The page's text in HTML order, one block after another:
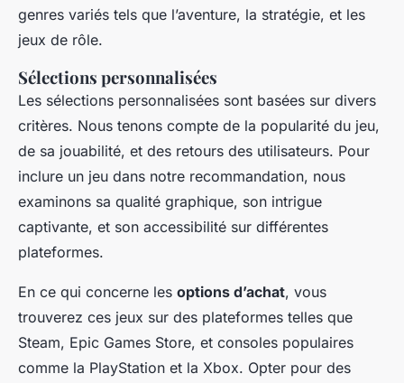
genres variés tels que l’aventure, la stratégie, et les
jeux de rôle.
Sélections personnalisées
Les sélections personnalisées sont basées sur divers
critères. Nous tenons compte de la popularité du jeu,
de sa jouabilité, et des retours des utilisateurs. Pour
inclure un jeu dans notre recommandation, nous
examinons sa qualité graphique, son intrigue
captivante, et son accessibilité sur différentes
plateformes.
En ce qui concerne les options d’achat, vous
trouverez ces jeux sur des plateformes telles que
Steam, Epic Games Store, et consoles populaires
comme la PlayStation et la Xbox. Opter pour des